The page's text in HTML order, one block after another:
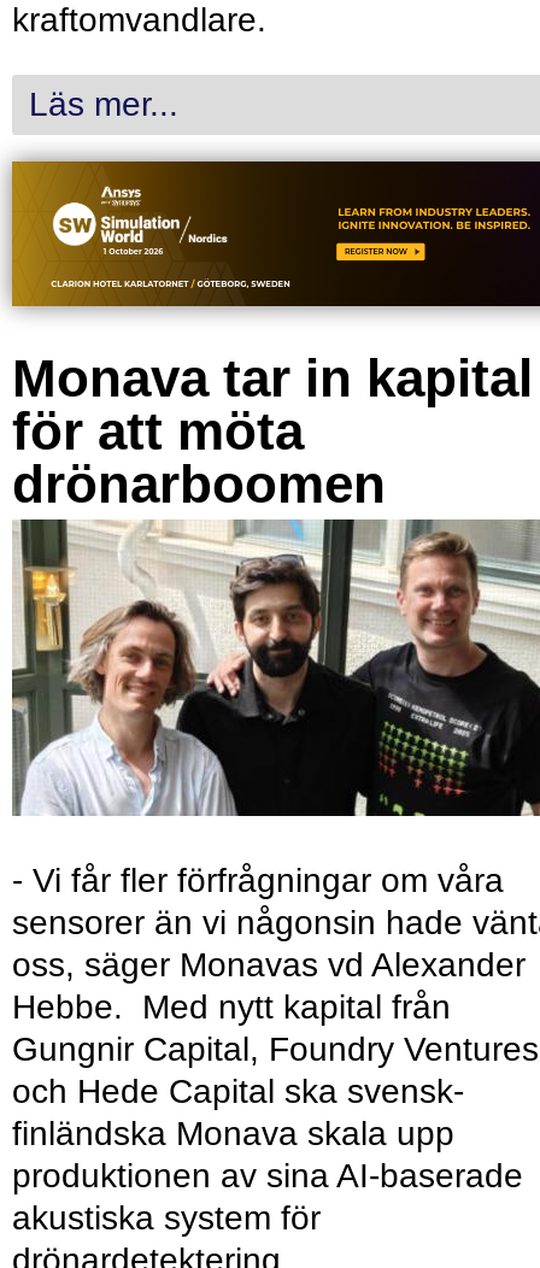
kraftomvandlare.
Läs mer...
Monava tar in kapital
för att möta
drönarboomen
- Vi får fler förfrågningar om våra
sensorer än vi någonsin hade
oss, säger Monavas vd Alexander
Hebbe. Med nytt kapital från
Gungnir Capital, Foundry Ventures
och Hede Capital ska svensk-
finländska Monava skala upp
produktionen av sina AI-baserade
akustiska system för